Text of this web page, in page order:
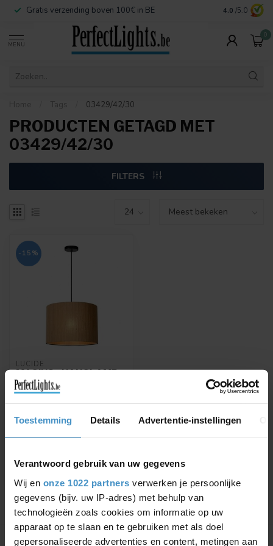
Toestemming Details Advertentie-instellingen
Verantwoord gebruik van uw gegevens
Wij en onze 1022 partners verwerken je persoonlijke
gegevens (bijv. uw IP-adres) met behulp van
technologieën zoals cookies om informatie op uw
apparaat op te slaan en te gebruiken met als doel
gepersonaliseerde advertenties en content, metingen aan
Gratis verzending boven 100€ in BE Veilige
4.0 /5.0
MENU
0
Home Tags 03429/42/30
PRODUCTEN GETAGD MET
03429/42/30
FILTERS
-15%
LUCIDE
MAGIUS - HANGLAMP -
Ø 42 CM - 1XE27 -
LICHT HOUT -
03429/42/30
MAGIUS - Hanglamp - Ø 42
Toon1-1van 1